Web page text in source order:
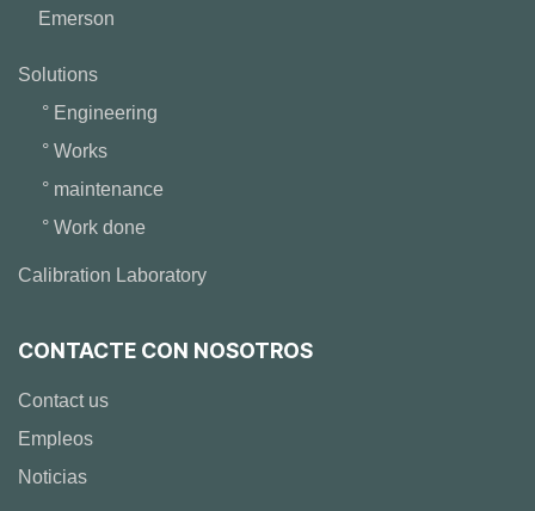
Emerson
Solutions
° Engineering
° Works
° maintenance
° Work done
Calibration Laboratory
CONTACTE CON NOSOTROS
Contact us
Empleos
Noticias